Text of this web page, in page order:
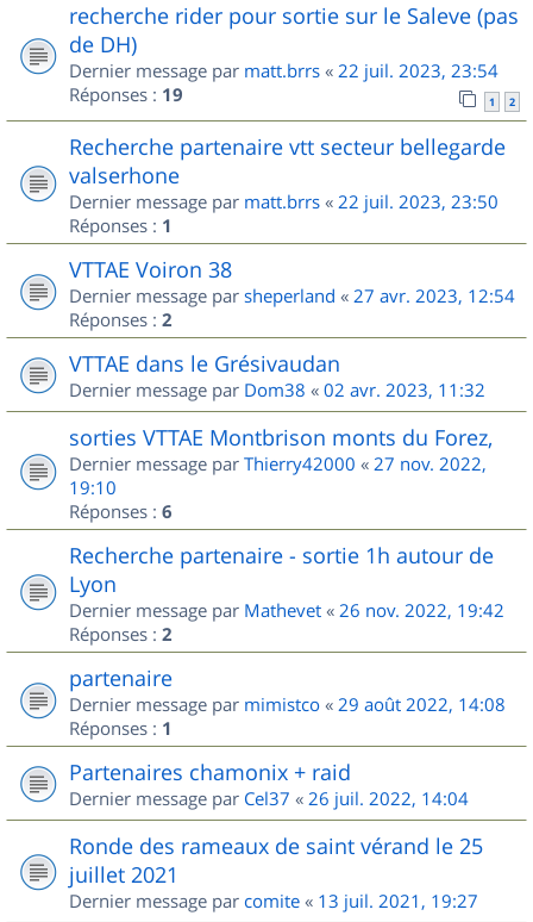
recherche rider pour sortie sur le Saleve (pas
de DH)
Dernier message par matt.brrs « 22 juil. 2023, 23:54
Réponses : 19 1 2
Recherche partenaire vtt secteur bellegarde
valserhone
Dernier message par matt.brrs « 22 juil. 2023, 23:50
Réponses : 1
VTTAE Voiron 38
Dernier message par sheperland « 27 avr. 2023, 12:54
Réponses : 2
VTTAE dans le Grésivaudan
Dernier message par Dom38 « 02 avr. 2023, 11:32
sorties VTTAE Montbrison monts du Forez,
Dernier message par Thierry42000 « 27 nov. 2022,
19:10
Réponses : 6
Recherche partenaire - sortie 1h autour de
Lyon
Dernier message par Mathevet « 26 nov. 2022, 19:42
Réponses : 2
partenaire
Dernier message par mimistco « 29 août 2022, 14:08
Réponses : 1
Partenaires chamonix + raid
Dernier message par Cel37 « 26 juil. 2022, 14:04
Ronde des rameaux de saint vérand le 25
juillet 2021
Dernier message par comite « 13 juil. 2021, 19:27